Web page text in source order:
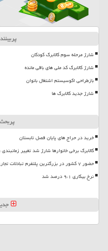
شارژ مرحله سوم کالابرگ کودکان
شارژ کالابرگ کد ملی های باقی مانده
بازطراحی اکوسیستم اشتغال بانوان
شارژ جدید کالابرگ ها
خرید در حراج های پایان فصل تابستان
کالابرگ برخی خانوارها شارژ شد تغییر
حضور ۷ کشور در بزرگترین پلتفرم تبادلات تجاری حوزه ساخت وساز
نرخ بیکاری ۹،۱ درصد شد